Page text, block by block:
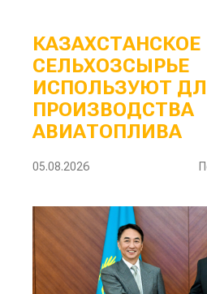
КАЗАХСТАНСКОЕ
СЕЛЬХОЗСЫРЬЕ
ИСПОЛЬЗУЮТ
ПРОИЗВОДСТВА
АВИАТОПЛИВА
05.08.2026